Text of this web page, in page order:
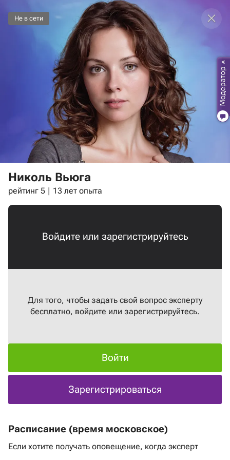
Не в сети
Николь Вьюга
рейтинг 5 13 лет опыта
Войдите или зарегистрируйтесь
Для того, чтобы задать свой вопрос эксперту
бесплатно, войдите или зарегистрируйтесь.
Войти
Зарегистрироваться
Расписание (время московское)
Если хотите получать оповещение, когда эксперт